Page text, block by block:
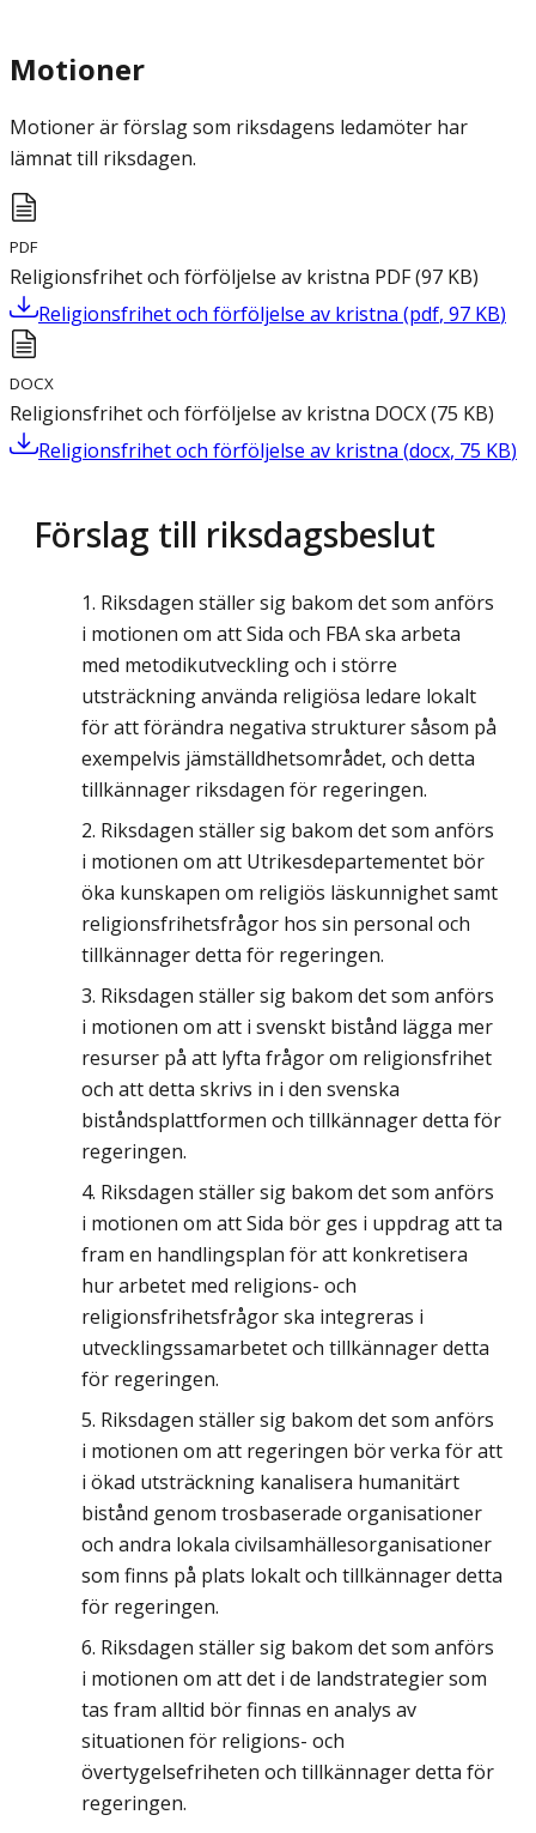
Motioner
Motioner är förslag som riksdagens ledamöter har
lämnat till riksdagen.
PDF
Religionsfrihet och förföljelse av kristna PDF(97 KB)
Religionsfrihet och förföljelse av kristna (pdf, 97 KB)
DOCX
Religionsfrihet och förföljelse av kristna DOCX(75 KB)
Religionsfrihet och förföljelse av kristna (docx, 75 KB)
Förslag till riksdagsbeslut
Riksdagen ställer sig bakom det som anförs
i motionen om att Sida och FBA ska arbeta
med metodikutveckling och i större
utsträckning använda religiösa ledare lokalt
för att förändra negativa strukturer såsom på
exempelvis jämställdhetsområdet, och detta
tillkännager riksdagen för regeringen.
Riksdagen ställer sig bakom det som anförs
i motionen om att Utrikesdepartementet bör
öka kunskapen om religiös läskunnighet samt
religionsfrihetsfrågor hos sin personal och
tillkännager detta för regeringen.
Riksdagen ställer sig bakom det som anförs
i motionen om att i svenskt bistånd lägga mer
resurser på att lyfta frågor om religionsfrihet
och att detta skrivs in i den svenska
biståndsplattformen och tillkännager detta för
regeringen.
Riksdagen ställer sig bakom det som anförs
i motionen om att Sida bör ges i uppdrag att ta
fram en handlingsplan för att konkretisera
hur arbetet med religions- och
religionsfrihetsfrågor ska integreras i
utvecklingssamarbetet och tillkännager detta
för regeringen.
Riksdagen ställer sig bakom det som anförs
i motionen om att regeringen bör verka för att
i ökad utsträckning kanalisera humanitärt
bistånd genom trosbaserade organisationer
och andra lokala civilsamhällesorganisationer
som finns på plats lokalt och tillkännager detta
för regeringen.
Riksdagen ställer sig bakom det som anförs
i motionen om att det i de landstrategier som
tas fram alltid bör finnas en analys av
situationen för religions- och
övertygelsefriheten och tillkännager detta för
regeringen.